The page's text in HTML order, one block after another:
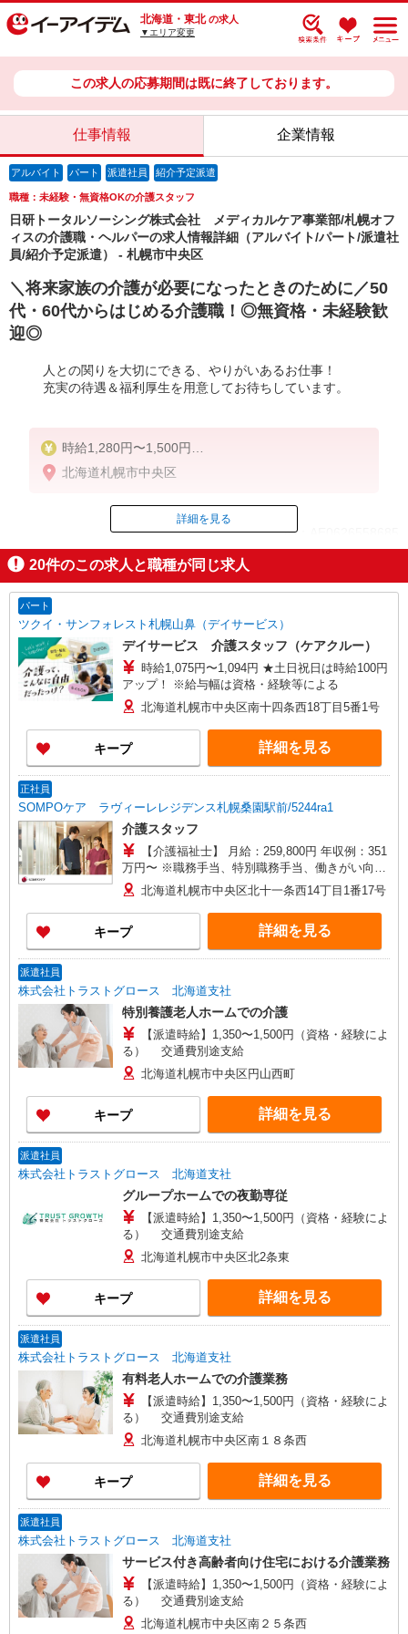
北海道・東北 の求人
▼エリア変更
この求人の応募期間は既に終了しております。
仕事情報 企業情報
アルバイト パート 派遣社員 紹介予定派遣
職種：未経験・無資格OKの介護スタッフ
日研トータルソーシング株式会社 メディカルケア事業部/札幌オフ
ィスの介護職・ヘルパーの求人情報詳細（アルバイト/パート/派遣社
員/紹介予定派遣） - 札幌市中央区
＼将来家族の介護が必要になったときのために／50
代・60代からはじめる介護職！◎無資格・未経験歓
迎◎
人との関りを大切にできる、やりがいあるお仕事！
充実の待遇＆福利厚生を用意してお待ちしています。
時給1,280円〜1,500円
★週払いOK（規定あり）
北海道札幌市中央区
ID：AE0626558685
掲載期間終了
詳細を見る
20件のこの求人と職種が同じ求人
パート
ツクイ・サンフォレスト札幌山鼻（デイサービス）
デイサービス 介護スタッフ（ケアクルー）
時給1,075円〜1,094円 ★土日祝日は時給100円
アップ！ ※給与幅は資格・経験等による
北海道札幌市中央区南十四条西18丁目5番1号
キープ 詳細を見る
正社員
SOMPOケア ラヴィーレレジデンス札幌桑園駅前/5244ra1
介護スタッフ
【介護福祉士】 月給：259,800円 年収例：351
万円〜 ※職務手当、特別職務手当、働きがい向上
手当、日祝手当（月平均2回分）、夜勤手当（月平
均5回分）等、毎月平均的に支払われる手当を含み
ます。 ■オンコール手当（1,000円/日）あり ◎残
業時は別途時間外手当支給（超過1分〜） ◎賞
与 基本給2.08ヶ月分/年支給
北海道札幌市中央区北十一条西14丁目1番17号
キープ 詳細を見る
派遣社員
株式会社トラストグロース 北海道支社
特別養護老人ホームでの介護
【派遣時給】1,350〜1,500円（資格・経験によ
る） 交通費別途支給
北海道札幌市中央区円山西町
キープ 詳細を見る
派遣社員
株式会社トラストグロース 北海道支社
グループホームでの夜勤専従
【派遣時給】1,350〜1,500円（資格・経験によ
る） 交通費別途支給
北海道札幌市中央区北2条東
キープ 詳細を見る
派遣社員
株式会社トラストグロース 北海道支社
有料老人ホームでの介護業務
【派遣時給】1,350〜1,500円（資格・経験によ
る） 交通費別途支給
北海道札幌市中央区南１８条西
キープ 詳細を見る
派遣社員
株式会社トラストグロース 北海道支社
サービス付き高齢者向け住宅における介護業務
【派遣時給】1,350〜1,500円（資格・経験によ
る） 交通費別途支給
北海道札幌市中央区南２５条西